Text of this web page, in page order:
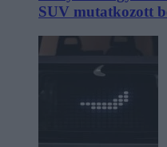
SUV mutatkozott